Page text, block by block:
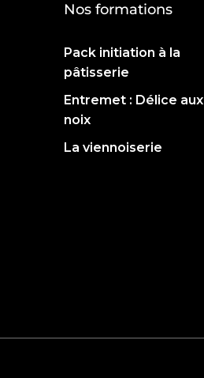
Nos formations
Pack initiation à la
pâtisserie
Entremet : Délice aux
noix
La viennoiserie